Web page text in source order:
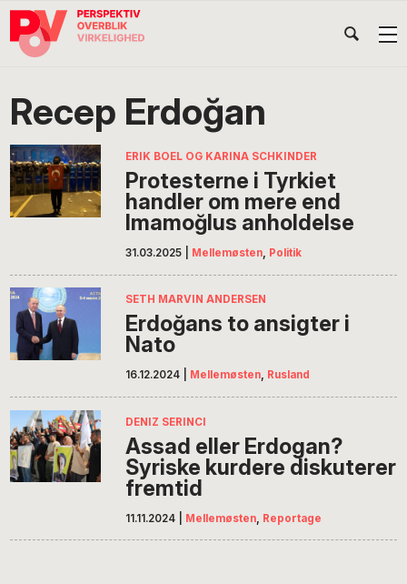
Gå
direkte
navigation
Skip
indhold
Gå
direkte
POV
International
Recep Erdoğan
ERIK BOEL OG KARINA SCHKINDER
Protesterne i Tyrkiet
handler om mere end
Imamoğlus anholdelse
31.03.2025 Mellemøsten, Politik
SETH MARVIN ANDERSEN
Erdoğans to ansigter i
Nato
16.12.2024 Mellemøsten, Rusland
DENIZ SERINCI
Assad eller Erdogan?
Syriske kurdere diskuterer
fremtid
11.11.2024 Mellemøsten Reportage